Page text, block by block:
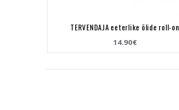
TERVENDAJA eeterlike õlide roll-on
14.90€